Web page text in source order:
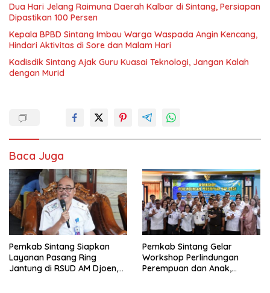
Dua Hari Jelang Raimuna Daerah Kalbar di Sintang, Persiapan
Dipastikan 100 Persen
Kepala BPBD Sintang Imbau Warga Waspada Angin Kencang,
Hindari Aktivitas di Sore dan Malam Hari
Kadisdik Sintang Ajak Guru Kuasai Teknologi, Jangan Kalah
dengan Murid
Baca Juga
Pemkab Sintang Siapkan
Layanan Pasang Ring
Jantung di RSUD AM Djoen,
Pemkab Sintang Gelar
Workshop Perlindungan
Perempuan dan Anak,